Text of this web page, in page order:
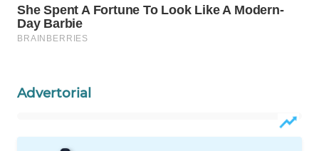
Advertorial
WAHANANEWS
NET